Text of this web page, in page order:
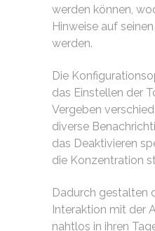
werden können,
Hinweise auf
werden.
Die
das Einstellen der
Vergeben
diverse
das Deaktivieren
die Konzentration
Dadurch gestalten
Interaktion mit der
nahtlos in ihren